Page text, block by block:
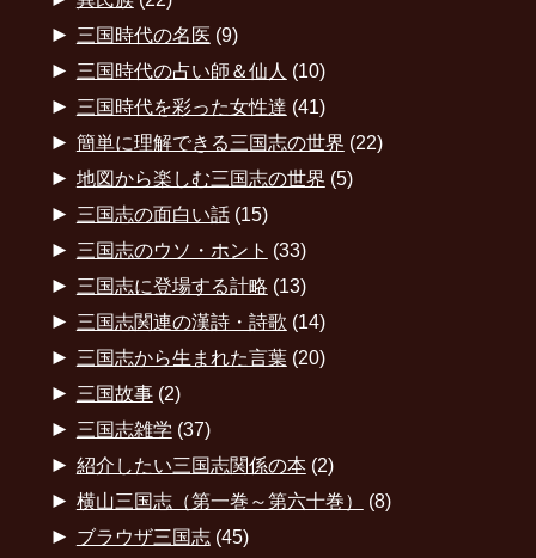
► 三国時代の名医 (9)
► 三国時代の占い師＆仙人 (10)
► 三国時代を彩った女性達 (41)
► 簡単に理解できる三国志の世界 (22)
► 地図から楽しむ三国志の世界 (5)
► 三国志の面白い話(15)
► 三国志のウソ・ホント (33)
► 三国志に登場する計略 (13)
► 三国志関連の漢詩・詩歌 (14)
► 三国志から生まれた言葉(20)
► 三国故事(2)
► 三国志雑学 (37)
► 紹介したい三国志関係の本(2)
► 横山三国志（第一巻～第六十巻） (8)
► ブラウザ三国志(45)